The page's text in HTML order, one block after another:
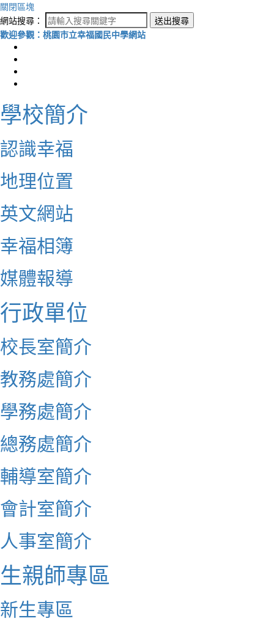
關閉區塊
網站搜尋：
送出搜尋
歡迎參觀：桃園市立幸福國民中學網站
學校簡介
認識幸福
地理位置
英文網站
幸福相簿
媒體報導
行政單位
校長室簡介
教務處簡介
學務處簡介
總務處簡介
輔導室簡介
會計室簡介
人事室簡介
生親師專區
新生專區